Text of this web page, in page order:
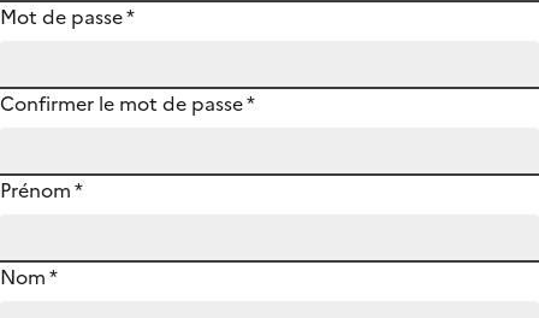
Mot de passe*
Confirmer le mot de passe*
Prénom*
Nom*